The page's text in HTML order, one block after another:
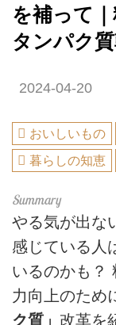
を補って
タンパク
2024-04-20
おいしいもの
暮らしの知恵
やる気が出な
感じている人
いるのかも？
力向上のため
ク質」 改革を